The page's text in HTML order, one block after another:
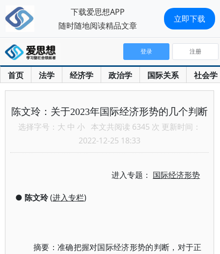
首页 法学 经济学 政治学 国际关系 社会学
登录 注册
陈文玲：关于2023年国际经济形势的几个判断
选择字号： 大 中 小 本文共阅读 6345 次 更新时间：
2022-12-25 18:33
进入专题： 国际经济形势
● 陈文玲(进入专栏)
摘要：准确把握对国际经济形势的判断，对于正
下载爱思想APP
随时随地阅读精品文章
立即下载